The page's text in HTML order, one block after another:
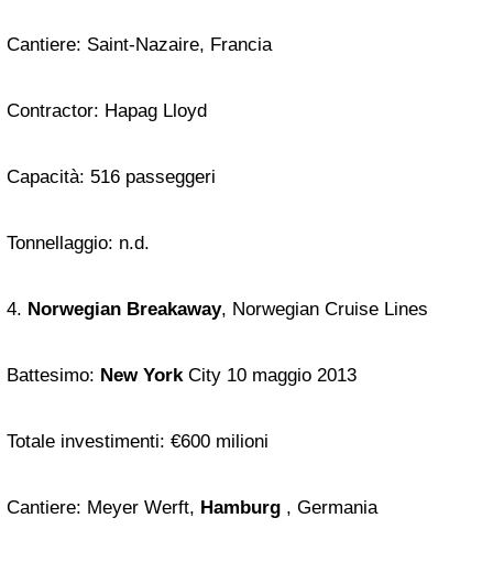
Cantiere: Saint-Nazaire, Francia
Contractor: Hapag Lloyd
Capacità: 516 passeggeri
Tonnellaggio: n.d.
4. Norwegian Breakaway, Norwegian Cruise Lines
Battesimo: New YorkCity 10 maggio 2013
Totale investimenti: €600 milioni
Cantiere: Meyer Werft, Hamburg , Germania